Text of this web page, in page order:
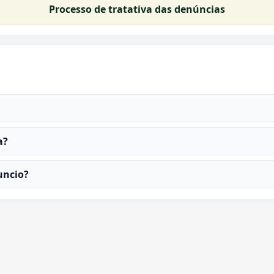
Processo de tratativa das denúncias